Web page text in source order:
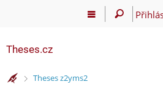
Theses.cz
>
Theses z2yms2